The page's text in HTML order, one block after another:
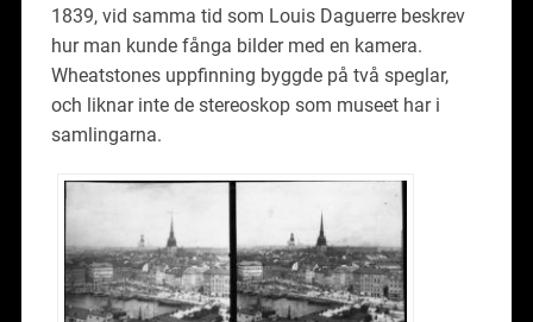
1839, vid samma tid som Louis Daguerre beskrev
hur man kunde fånga bilder med en kamera.
Wheatstones uppfinning byggde på två speglar,
och liknar inte de stereoskop som museet har i
samlingarna.